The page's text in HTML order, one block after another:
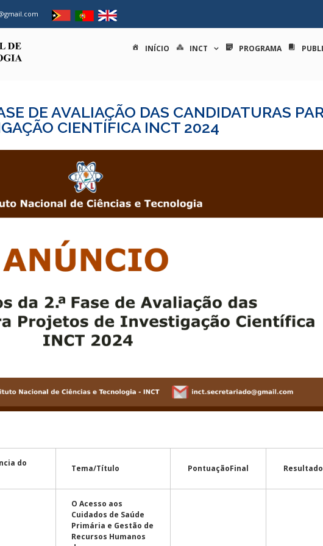
instituto nacional de ciências
INÍCIO INCT PROGRAMA
DE AVALIAÇÃO DAS CANDIDATURAS
CIENTÍFICA INCT 2024
do
Tema/Título PontuaçãoFinal Resultado
O Acesso aos
Cuidados de Saúde
Primária e Gestão de
Recursos Humanos